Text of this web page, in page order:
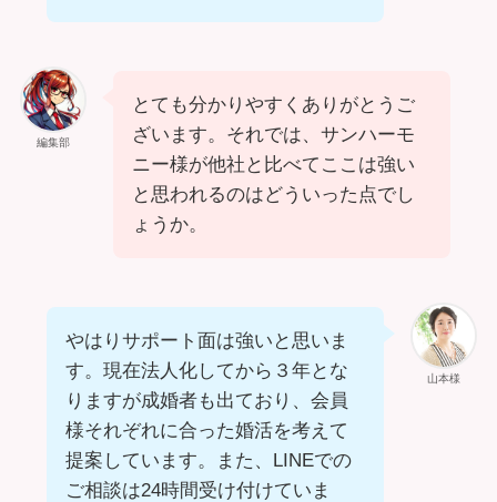
編集部
とても分かりやすくありがとうご
ざいます。それでは、サンハーモ
ニー様が他社と比べてここは強い
と思われるのはどういった点でし
ょうか。
山本様
やはりサポート面は強いと思いま
す。現在法人化してから３年とな
りますが成婚者も出ており、会員
様それぞれに合った婚活を考えて
提案しています。また、LINEでの
ご相談は24時間受け付けていま